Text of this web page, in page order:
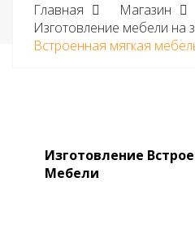
Главная
Магазин
Изготовление мебели на
Встроенная мягкая
Изготовление
Мебели